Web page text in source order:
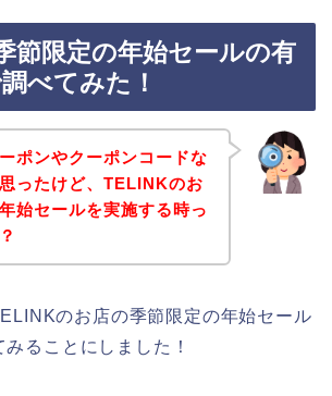
節限定の年始セールの有
べてみた！
ポンやクーポンコードな
ったけど、TELINKのお
始セールを実施する時っ
のお店の季節限定の年始セール
ることにしました！